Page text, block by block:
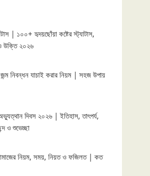
| ১০০+ হৃদয়ছোঁয়া কষ্টের স্ট্যাটাস,
উক্তি ২০২৬
নিবন্ধন যাচাই করার নিয়ম | সহজ উপায়
দিবস ২০২৬ | ইতিহাস, তাৎপর্য,
ও শুভেচ্ছা
নিয়ম, সময়, নিয়ত ও ফজিলত | কত